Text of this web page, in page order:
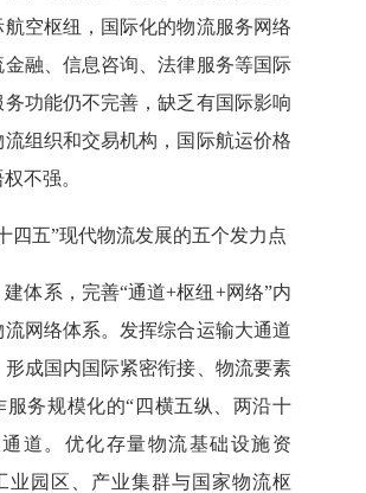
空枢纽，国际化的物流服务网络
金融、信息咨询、法律服务等国际
功能仍不完善，缺乏有国际影响
流组织和交易机构，国际航运价格
不强。
四五”现代物流发展的五个发力点
体系，完善“通道+枢纽+网络”内
网络体系。发挥综合运输大通道
形成国内国际紧密衔接、物流要素
服务规模化的“四横五纵、两沿十
道。优化存量物流基础设施资
业园区、产业集群与国家物流枢